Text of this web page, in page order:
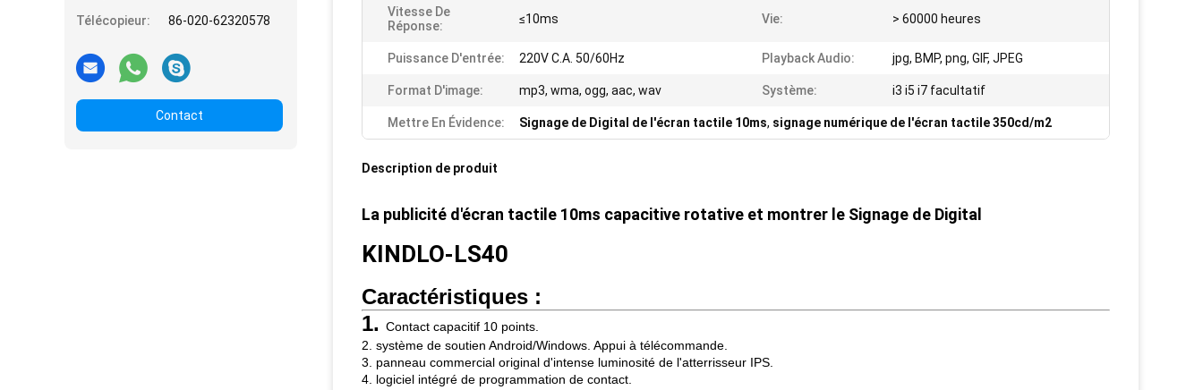
Télécopieur:
86-020-62320578
Contact
Vitesse De
Réponse:
≤10ms Vie: > 60000 heures
Puissance D'entrée: 220V C.A. 50/60Hz Playback Audio: jpg, BMP, png, GIF, JPEG
Format D'image: mp3, wma, ogg, aac, wav Système: i3 i5 i7 facultatif
Mettre En Évidence: Signage de Digital de l'écran tactile 10ms, signage numérique de l'écran tactile 350cd/m2
Description de produit
La publicité d'écran tactile 10ms capacitive rotative et montrer le Signage de Digital
KINDLO-LS40
Caractéristiques :
1. Contact capacitif 10 points.
2. système de soutien Android/Windows. Appui à télécommande.
3. panneau commercial original d'intense luminosité de l'atterrisseur IPS.
4. logiciel intégré de programmation de contact.